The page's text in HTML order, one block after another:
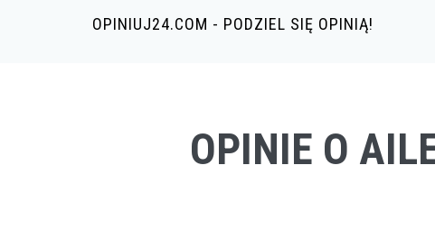
OPINIUJ24.COM - PODZIEL SIĘ OPINIĄ!
OPINIE O